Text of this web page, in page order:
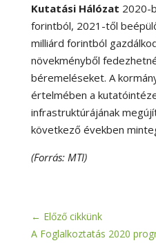
Kutatási Hálózat 2020-
forintból, 2021-től
milliárd forintból
növekményből
béremeléseket. A
értelmében a
infrastruktúrájának
következő években
(Forrás: MTI)
← Előző cikkünk
A Foglalkoztatás 2020